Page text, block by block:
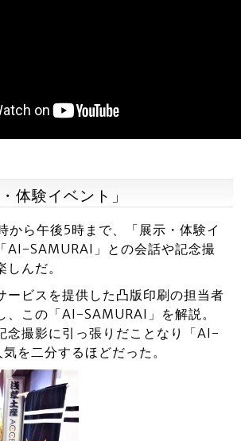
体験イベント」
から午後5時まで、「展示・体験イ
AI-SAMURAI」との会話や記念撮
んだ。
ービスを提供した凸版印刷の担当者
、この「AI-SAMURAI」を解説。
念撮影に引っ張りだことなり「AI-
を二分するほどだった。